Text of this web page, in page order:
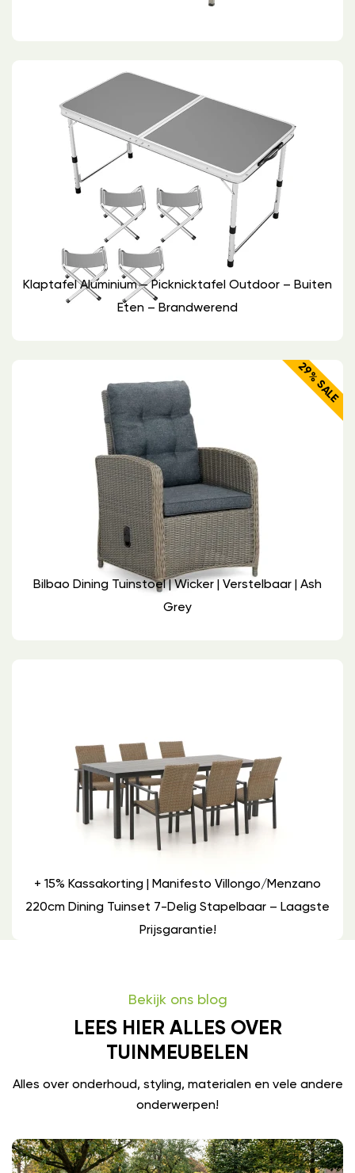
Klaptafel Aluminium – Picknicktafel Outdoor – Buiten
Eten – Brandwerend
29% SALE
Bilbao Dining Tuinstoel | Wicker | Verstelbaar | Ash
Grey
+ 15% Kassakorting | Manifesto Villongo/Menzano
220cm Dining Tuinset 7-Delig Stapelbaar – Laagste
Prijsgarantie!
Bekijk ons blog
LEES HIER ALLES OVER
TUINMEUBELEN
Alles over onderhoud, styling, materialen en vele andere
onderwerpen!